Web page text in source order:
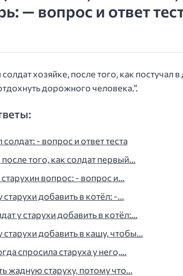
— вопрос и ответ
солдат хозяйке, после того, как постучал
дорожного человека.”.
- вопрос и ответ теста
того, как солдат первый…
старухин вопрос: - вопрос и…
добавить в котёл: -…
у старухи добавить в котёл:…
старухи добавить в кашу, чтобы…
спросила старуха у него,…
жадную старуху, потому что…